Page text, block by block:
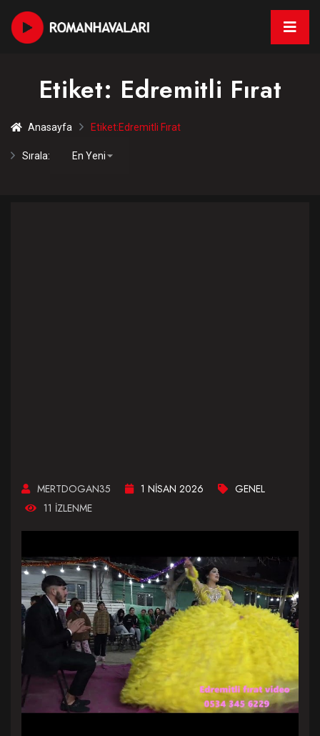
Etiket: Edremitli Fırat
Anasayfa Etiket:Edremitli Fırat
Sırala:
MERTDOGAN35 1 NISAN 2026
GENEL
11 IZLENME